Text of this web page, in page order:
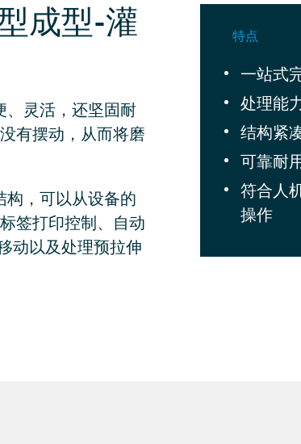
成型-灌
、灵活，还坚固耐
有摆动，从而将磨
构，可以从设备的
签打印控制、自动
动以及处理预拉伸
特点
一站式
处理能
结构紧
可靠耐
符合人
操作